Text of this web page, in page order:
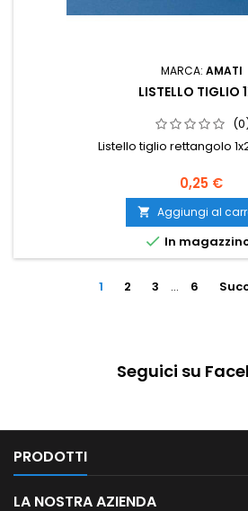
MARCA: AMATI
LISTELLO TIGLIO
Listello tiglio rettangolo
0,25 €
 Aggiungi al
 In
1 2 3 … 6
Seguici su
PRODOTTI
LA NOSTRA AZIENDA